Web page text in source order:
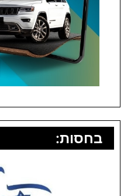
בחסות: